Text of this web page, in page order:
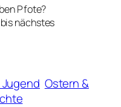
Pfote?
nächstes
Ostern &